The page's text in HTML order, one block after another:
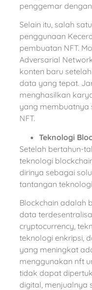
penggemar
Selain itu, salah
penggunaan
pembuatan NFT.
Adversarial
konten baru
data yang tepat.
menghasilkan
yang membuatnya
NFT.
Teknologi
Setelah bertahun-
teknologi
dirinya sebagai
tantangan
Blockchain adalah
data
cryptocurrency,
teknologi enkripsi,
yang meningkat
menggunakan nft
tidak dapat
digital, menjualnya